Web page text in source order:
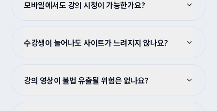
모바일에서도 강의 시청이 가능한가요?
수강생이 늘어나도 사이트가 느려지지 않나요?
강의 영상이 불법 유출될 위험은 없나요?